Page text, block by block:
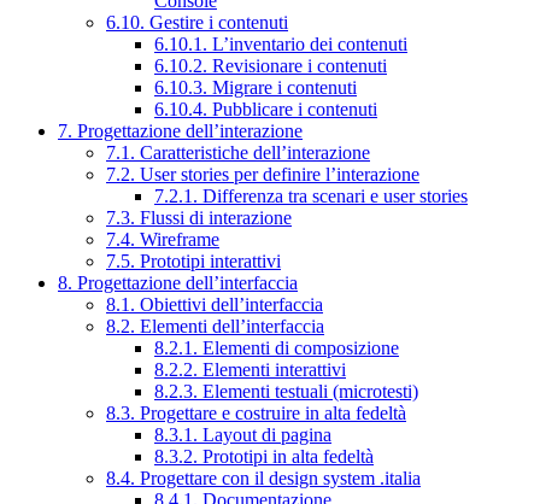
6.10. Gestire i contenuti
6.10.1. L’inventario dei contenuti
6.10.2. Revisionare i contenuti
6.10.3. Migrare i contenuti
6.10.4. Pubblicare i contenuti
7. Progettazione dell’interazione
7.1. Caratteristiche dell’interazione
7.2. User stories per definire l’interazione
7.2.1. Differenza tra scenari e user stories
7.3. Flussi di interazione
7.4. Wireframe
7.5. Prototipi interattivi
8. Progettazione dell’interfaccia
8.1. Obiettivi dell’interfaccia
8.2. Elementi dell’interfaccia
8.2.1. Elementi di composizione
8.2.2. Elementi interattivi
8.2.3. Elementi testuali (microtesti)
8.3. Progettare e costruire in alta fedeltà
8.3.1. Layout di pagina
8.3.2. Prototipi in alta fedeltà
8.4. Progettare con il design system .italia
8.4.1. Documentazione